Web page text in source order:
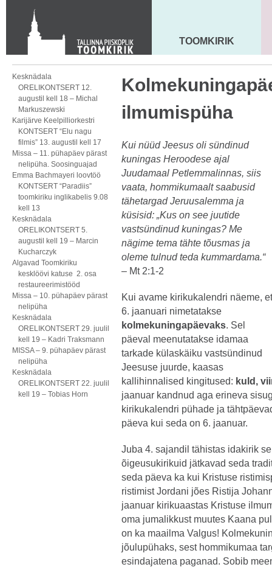
Toom-Kooli 6, 10130 TALLINN
tallinna.toom
+372 644 4140
MAARJA KIRIK
TOOMKIRIK
Kesknädala
ORELIKONTSERT 12.
augustil kell 18 – Michal
Markuszewski
Karijärve Keelpilliorkestri
KONTSERT “Elu nagu
filmis” 13. augustil kell 17
Missa – 11. pühapäev pärast
nelipüha. Soosinguajad
Emma Bachmayeri loovtöö
KONTSERT “Paradiis”
toomkiriku inglikabelis 9.08
kell 13
Kesknädala
ORELIKONTSERT 5.
augustil kell 19 – Marcin
Kucharczyk
Algavad Toomkiriku
kesklöövi katuse 2. osa
restaureerimistööd
Missa – 10. pühapäev pärast
nelipüha
Kesknädala
ORELIKONTSERT 29. juulil
kell 19 – Kadri Traksmann
MISSA – 9. pühapäev pärast
nelipüha
Kesknädala
ORELIKONTSERT 22. juulil
kell 19 – Tobias Horn
ilmumispüha
Kui nüüd Jeesus oli sündinud
kuningas Heroodese ajal
Juudamaal Petlemmalinnas, siis
vaata, hommikumaalt saabusid
tähetargad Jeruusalemma ja
küsisid: „Kus on see juutide
vastsündinud kuningas? Me
nägime tema tähte tõusmas ja
oleme tulnud teda kummardama.“
– Mt 2:1-2
Kui avame kirikukalendri näeme, et
6. jaanuari nimetatakse
kolmekuningapäevaks. Sel
päeval meenutatakse idamaa
tarkade külaskäiku vastsündinud
Jeesuse juurde, kaasas
kallihinnalised kingitused: kuld,
jaanuar kandnud aga erineva
kirikukalendri pühade ja
päeva kui seda on 6. jaanuar.
Juba 4. sajandil tähistas idakirik
õigeusukirikuid jätkavad seda
seda päeva ka kui Kristuse
ristimist Jordani jões Ristija
jaanuar kirikuaastas Kristuse
oma jumalikkust muutes Kaana
on ka maailma Valgus!
jõulupühaks, sest hommikumaa
esindajatena paganad. Sobib